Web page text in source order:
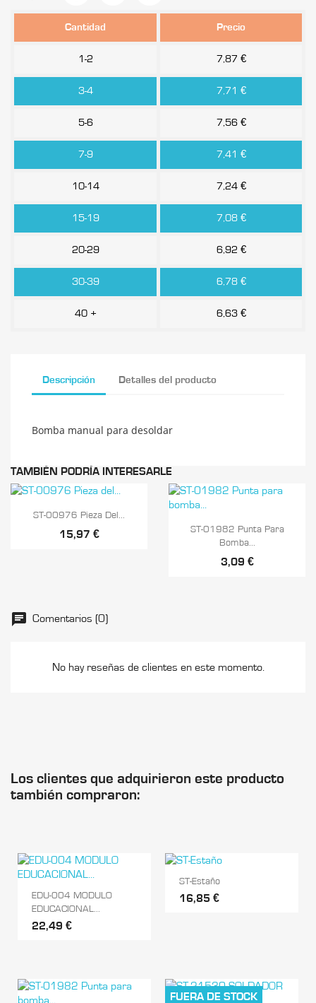
Cantidad Precio
1-2 7,87 €
3-4 7,71 €
5-6 7,56 €
7-9 7,41 €
10-14 7,24 €
15-19 7,08 €
20-29 6,92 €
30-39 6,78 €
40 + 6,63 €
Descripción Detalles del producto
Bomba manual para desoldar
TAMBIÉN PODRÍA INTERESARLE
Vista rápida
ST-00976 Pieza Del...
15,97 € Vista rápida
ST-01982 Punta Para
Bomba...
3,09 €
Comentarios (0)
No hay reseñas de clientes en este momento.
Los clientes que adquirieron este producto
también compraron:
EDU-004 MODULO
EDUCACIONAL...
22,49 €
ST-Estaño
16,85 €
FUERA DE STOCK